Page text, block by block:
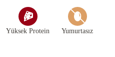
Yüksek Protein Yumurtasız